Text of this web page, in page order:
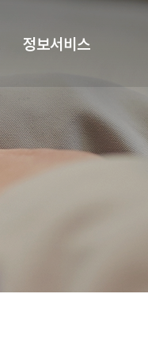
정보서비스